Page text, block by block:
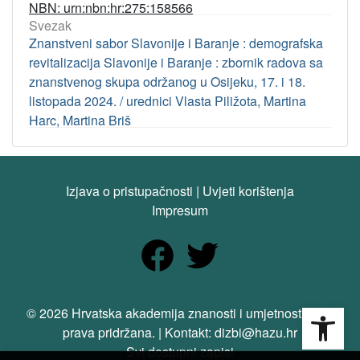
NBN: urn:nbn:hr:275:158566
Svezak
Znanstveni sabor Slavonije i Baranje : demografska
revitalizacija Slavonije i Baranje : zbornik radova sa
znanstvenog skupa održanog u Osijeku, 17. i 18.
listopada 2024. / urednici Vlasta Piližota, Martina
Harc, Martina Briš
Izjava o pristupačnosti | Uvjeti korištenja
Impresum
© 2026 Hrvatska akademija znanosti i umjetnosti. Sva
prava pridržana. | Kontakt: dizbi@hazu.hr
Svi dostupni zapisi